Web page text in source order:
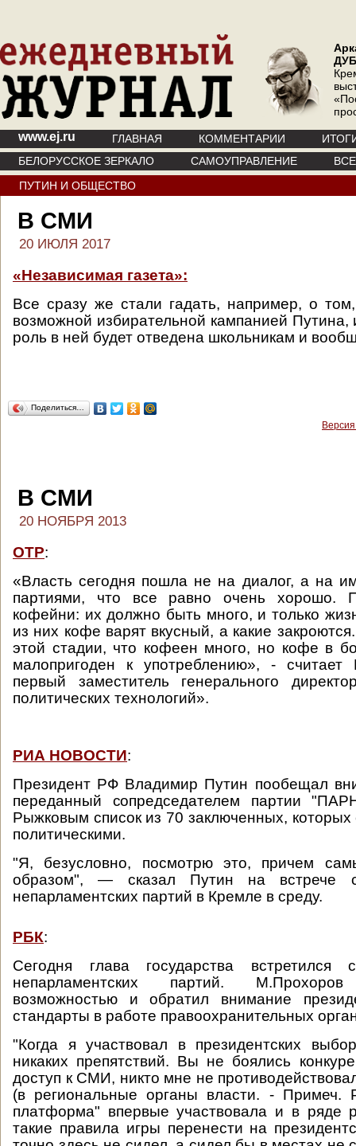
www.ej.ru ГЛАВНАЯ КОММЕНТАРИИ
БЕЛОРУССКОЕ ЗЕРКАЛО
САМОУПРАВЛЕНИЕ
ПУТИН И ОБЩЕСТВО
В СМИ
20 ИЮЛЯ 2017
«Независимая газета»:
Все сразу же стали гадать, например, о
возможной избирательной кампанией Путина,
роль в ней будет отведена школьникам и
Поделиться…
В СМИ
20 НОЯБРЯ 2013
ОТР:
«Власть сегодня пошла не на диалог, а на
партиями, что все равно очень хорошо.
кофейни: их должно быть много, и только
из них кофе варят вкусный, а какие
этой стадии, что кофеен много, но кофе в
малопригоден к употреблению», - считает
первый заместитель генерального
политических технологий».
РИА НОВОСТИ:
Президент РФ Владимир Путин пообещал
переданный сопредседателем партии
Рыжковым список из 70 заключенных, которых
политическими.
"Я, безусловно, посмотрю это, причем
образом", — сказал Путин на встрече с
непарламентских партий в Кремле в среду.
РБК:
Сегодня глава государства встретился
непарламентских партий. М.Прохоров
возможностью и обратил внимание
стандарты в работе правоохранительных
"Когда я участвовал в президентских
никаких препятствий. Вы не боялись
доступ к СМИ, никто мне не
(в региональные органы власти. - Примеч.
платформа" впервые участвовала и в ряде
такие правила игры перенести на